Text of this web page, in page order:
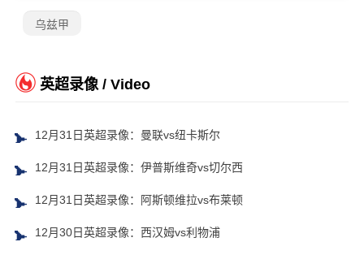
乌兹甲
英超录像 / Video
12月31日英超录像：曼联vs纽卡斯尔
12月31日英超录像：伊普斯维奇vs切尔西
12月31日英超录像：阿斯顿维拉vs布莱顿
12月30日英超录像：西汉姆vs利物浦